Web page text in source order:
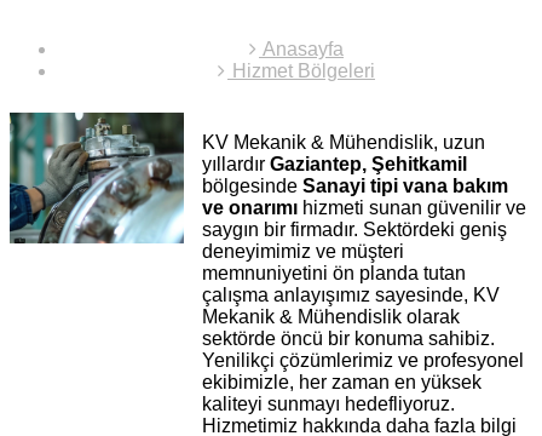
Anasayfa
Hizmet Bölgeleri
KV Mekanik & Mühendislik, uzun
yıllardırGaziantep, Şehitkamil
bölgesindeSanayi tipi vana bakım
ve onarımı hizmeti sunan güvenilir ve
saygın bir firmadır. Sektördeki geniş
deneyimimiz ve müşteri
memnuniyetini ön planda tutan
çalışma anlayışımız sayesinde, KV
Mekanik & Mühendislik olarak
sektörde öncü bir konuma sahibiz.
Yenilikçi çözümlerimiz ve profesyonel
ekibimizle, her zaman en yüksek
kaliteyi sunmayı hedefliyoruz.
Hizmetimiz hakkında daha fazla bilgi